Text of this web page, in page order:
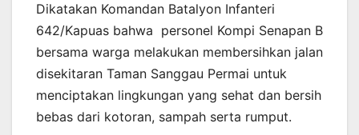
Dikatakan Komandan Batalyon Infanteri
642/Kapuas bahwa personel Kompi Senapan B
bersama warga melakukan membersihkan jalan
disekitaran Taman Sanggau Permai untuk
menciptakan lingkungan yang sehat dan bersih
bebas dari kotoran, sampah serta rumput.